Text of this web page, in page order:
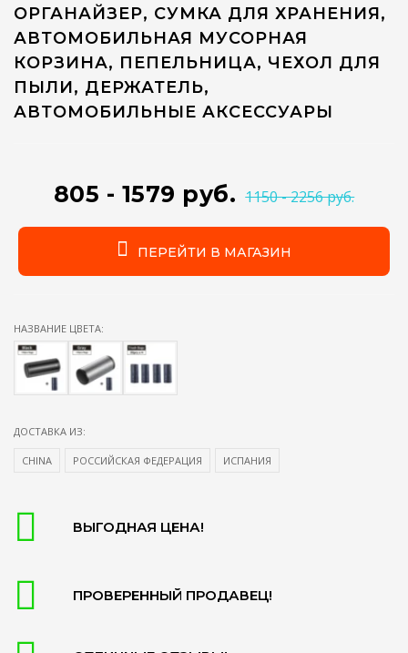
ОРГАНАЙЗЕР, СУМКА ДЛЯ ХРАНЕНИЯ,
АВТОМОБИЛЬНАЯ МУСОРНАЯ
КОРЗИНА, ПЕПЕЛЬНИЦА, ЧЕХОЛ ДЛЯ
ПЫЛИ, ДЕРЖАТЕЛЬ,
АВТОМОБИЛЬНЫЕ АКСЕССУАРЫ
805 - 1579 руб. 1150 - 2256 руб.
ПЕРЕЙТИ В МАГАЗИН
НАЗВАНИЕ ЦВЕТА:
ДОСТАВКА ИЗ:
CHINA РОССИЙСКАЯ ФЕДЕРАЦИЯ ИСПАНИЯ
ВЫГОДНАЯ ЦЕНА!
ПРОВЕРЕННЫЙ ПРОДАВЕЦ!